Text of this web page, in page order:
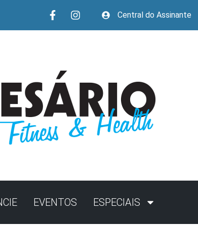
Central do Assinante
EVENTOS ESPECIAIS